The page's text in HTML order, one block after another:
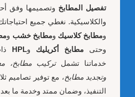
تفصيل المطابخ وتصميمها وفق
والكلاسيكية. نغطي جميع
ومطابخ كلاسيك ومطابخ خشب و
وحتى مطابخ أكريليك وHPL
خدماتنا تشملتركيب مطابخ،
وتجديد مطابخ
التنفيذ، وضمان ممتد وخدمة ما بعد